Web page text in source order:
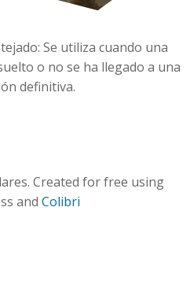
Se utiliza cuando una
o no se ha llegado a una
definitiva.
Created for free using
and Colibri